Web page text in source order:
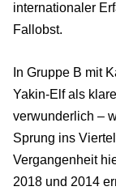
internationaler
Fallobst.
In Gruppe B mit
Yakin-Elf als
verwunderlich –
Sprung ins
Vergangenheit
2018 und 2014